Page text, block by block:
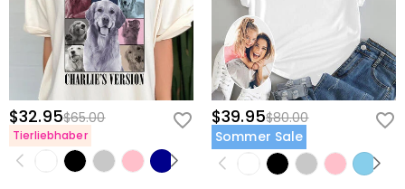
$32.95$65.00
Tierliebhaber
$39.95$80.00
Sommer Sale